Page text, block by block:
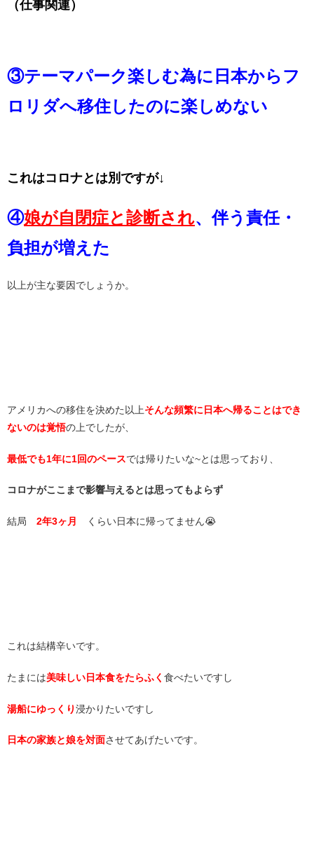
（仕事関連）
③テーマパーク楽しむ為に日本からフ
ロリダへ移住したのに楽しめない
これはコロナとは別ですが↓
④娘が自閉症と診断され、伴う責任・
負担が増えた
以上が主な要因でしょうか。
アメリカへの移住を決めた以上そんな頻繁に日本へ帰ることはでき
ないのは覚悟の上でしたが、
最低でも1年に1回のペースでは帰りたいな~とは思っており、
コロナがここまで影響与えるとは思ってもよらず
結局 2年3ヶ月 くらい日本に帰ってません😭
これは結構辛いです。
たまには美味しい日本食をたらふく 食べたいですし
湯船にゆっくり浸かりたいですし
日本の家族と娘を対面させてあげたいです。